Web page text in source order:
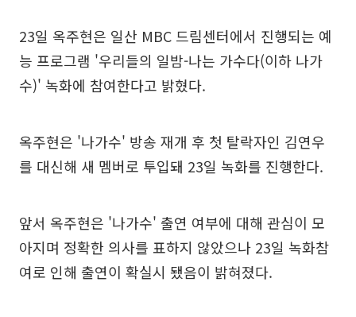
23일 옥주현은 일산 MBC 드림센터에서 진행되는 예
능 프로그램 '우리들의 일밤-나는 가수다(이하 나가
수)' 녹화에 참여한다고 밝혔다.
옥주현은 '나가수' 방송 재개 후 첫 탈락자인 김연우
를 대신해 새 멤버로 투입돼 23일 녹화를 진행한다.
앞서 옥주현은 '나가수' 출연 여부에 대해 관심이 모
아지며 정확한 의사를 표하지 않았으나 23일 녹화참
여로 인해 출연이 확실시 됐음이 밝혀졌다.